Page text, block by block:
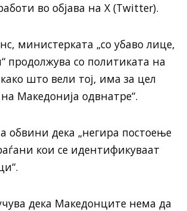
во објава на X (Twitter).
министерката „со убаво лице,
продолжува со политиката на
како што вели тој, има за цел
Македонија одвнатре“.
обвини дека „негира постоење
кои се идентификуваат
дека Македонците нема да